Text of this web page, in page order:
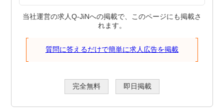
当社運営の求人Q-JiNへの掲載で、このページにも掲載さ
れます。
質問に答えるだけで簡単に求人広告を掲載
完全無料 即日掲載